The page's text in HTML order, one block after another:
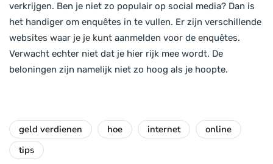
verkrijgen. Ben je niet zo populair op social media? Dan is
het handiger om enquêtes in te vullen. Er zijn verschillende
websites waar je je kunt aanmelden voor de enquêtes.
Verwacht echter niet dat je hier rijk mee wordt. De
beloningen zijn namelijk niet zo hoog als je hoopte.
geld verdienen hoe internet
online
tips